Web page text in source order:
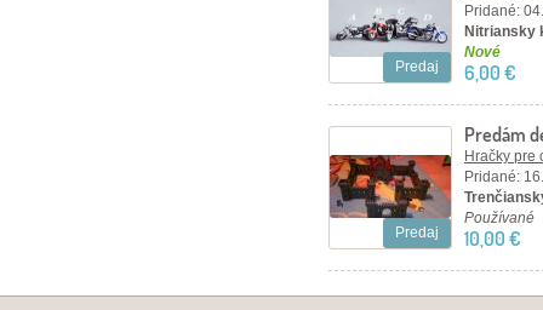
Predaj
Pridané:
Nitriansky
Nové
6,00 €
Predaj
Predám
deti
Hračky pre
Pridané:
Používané
10,00 €